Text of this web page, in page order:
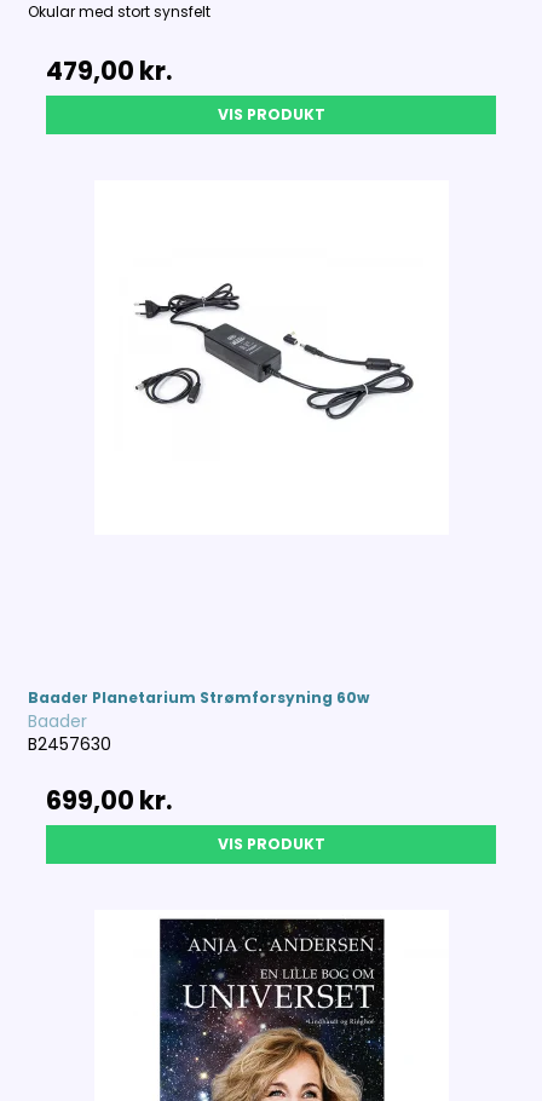
Okular med stort synsfelt
479,00 kr.
VIS PRODUKT
Baader Planetarium Strømforsyning 60w
Baader
B2457630
699,00 kr.
VIS PRODUKT